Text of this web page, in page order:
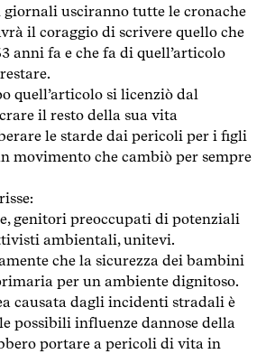
giornali usciranno tutte le cronache
il coraggio di scrivere quello che
anni fa e che fa di quell’articolo
quell’articolo si licenziò dal
il resto della sua vita
le starde dai pericoli per i figli
movimento che cambiò per sempre
genitori preoccupati di potenziali
ambientali, unitevi.
che la sicurezza dei bambini
per un ambiente dignitoso.
causata dagli incidenti stradali è
possibili influenze dannose della
portare a pericoli di vita in